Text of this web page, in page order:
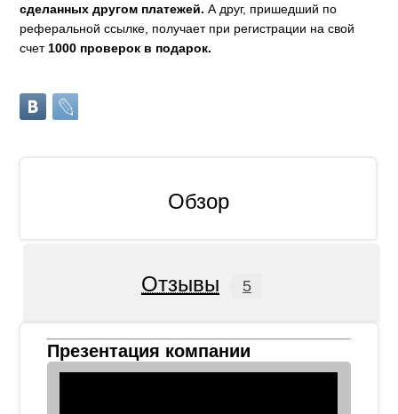
сделанных другом платежей.А друг, пришедший по
реферальной ссылке, получает при регистрации на свой
счет 1000 проверок в подарок.
Обзор
Отзывы 5
Презентация компании